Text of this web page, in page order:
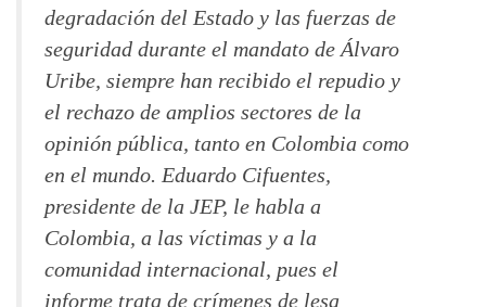
degradación del Estado y las fuerzas de
seguridad durante el mandato de Álvaro
Uribe, siempre han recibido el repudio y
el rechazo de amplios sectores de la
opinión pública, tanto en Colombia como
en el mundo. Eduardo Cifuentes,
presidente de la JEP, le habla a
Colombia, a las víctimas y a la
comunidad internacional, pues el
informe trata de crímenes de lesa